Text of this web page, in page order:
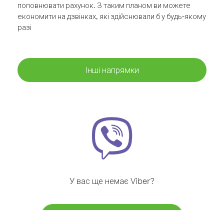
поповнювати рахунок. З таким планом ви можете
економити на дзвінках, які здійснювали б у будь-якому
разі
Інші напрямки
У вас ще немає Viber?